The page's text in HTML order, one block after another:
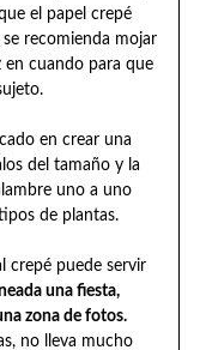
el papel crepé
recomienda mojar
en cuando para que
en crear una
del tamaño y la
uno a uno
de plantas.
crepé puede servir
una fiesta,
zona de fotos.
no lleva mucho